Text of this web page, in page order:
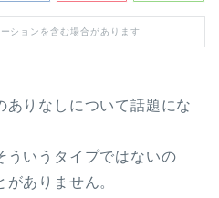
ションを含む場合があります
ありなしについて話題にな
ういうタイプではないの
ありません。